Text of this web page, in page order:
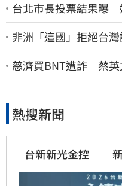
台北市長投票結果曝
非洲「這國」拒絕台
了：持續交涉聯繫
慈濟買BNT遭詐 蔡英
熱搜新聞
台新新光金控